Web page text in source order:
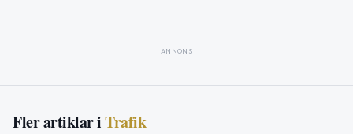
ANNONS
Fler artiklar iTrafik